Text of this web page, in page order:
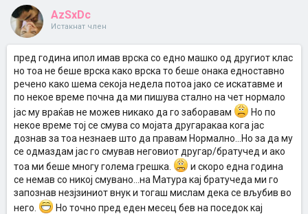
AzSxDc
Истакнат член
пред година ипол имав врска со едно машко од другиот клас
но тоа не беше врска како врска то беше онака едноставно
речено како шема секоја недела потоа јако се искатавме и
по некое време почна да ми пишува стално на чет нормало
јас му враќав не можев никако да го заборавам
Но по
некое време тој се смува со мојата другаракаа кога јас
дознав за тоа незнаев што да правам Нормално...Но за да му
се одмаздам јас го смував неговиот другар/братучед и ако
тоа ми беше многу голема грешка.
и скоро една година
се немав со никој смувано...на Матура кај братучеда ми го
запознав незјзиниот внук и тогаш мислам дека се вљубив во
него.
Но точно пред еден месец бев на поседок кај